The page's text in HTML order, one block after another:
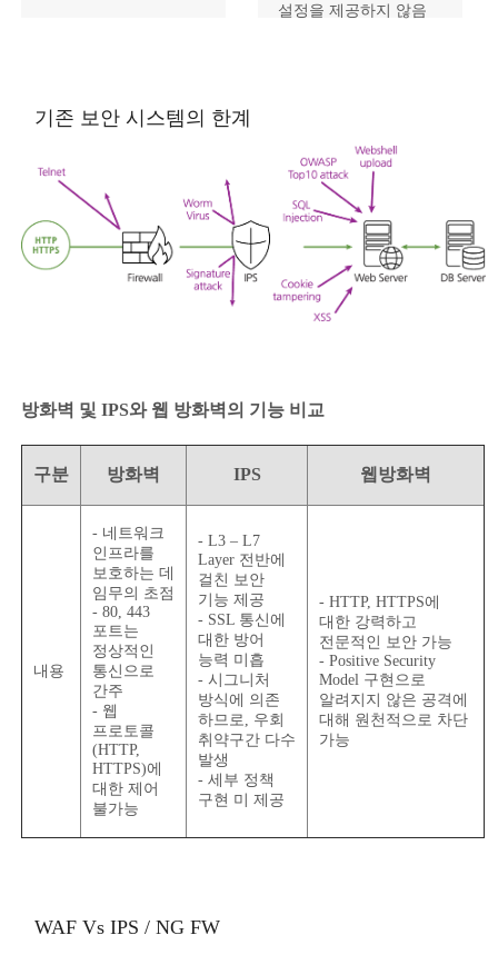
설정을 제공하지 않음
기존 보안 시스템의 한계
방화벽 및 IPS와 웹 방화벽의 기능 비교
구분 방화벽 IPS 웹방화벽
내용
- 네트워크
인프라를
보호하는 데
임무의 초점
- 80, 443
포트는
정상적인
통신으로
간주
- 웹
프로토콜
(HTTP,
HTTPS)에
대한 제어
불가능
- L3 – L7
Layer 전반에
걸친 보안
기능 제공
- SSL 통신에
대한 방어
능력 미흡
- 시그니처
방식에 의존
하므로, 우회
취약구간 다수
발생
- 세부 정책
구현 미 제공
- HTTP, HTTPS에
대한 강력하고
전문적인 보안 가능
- Positive Security
Model 구현으로
알려지지 않은 공격에
대해 원천적으로 차단
가능
WAF Vs IPS / NG FW